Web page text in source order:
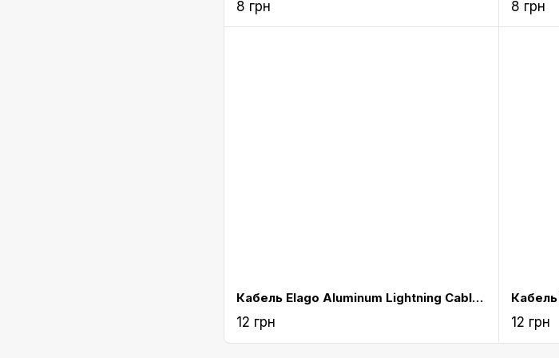
8 грн 8 грн
Кабель Elago Aluminum Lightning Cable Dark Grey (ECA-ALDGY-IPL)
12 грн 12 грн